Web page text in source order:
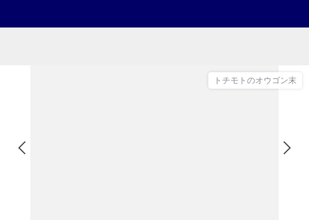
トチモトのオウゴン末